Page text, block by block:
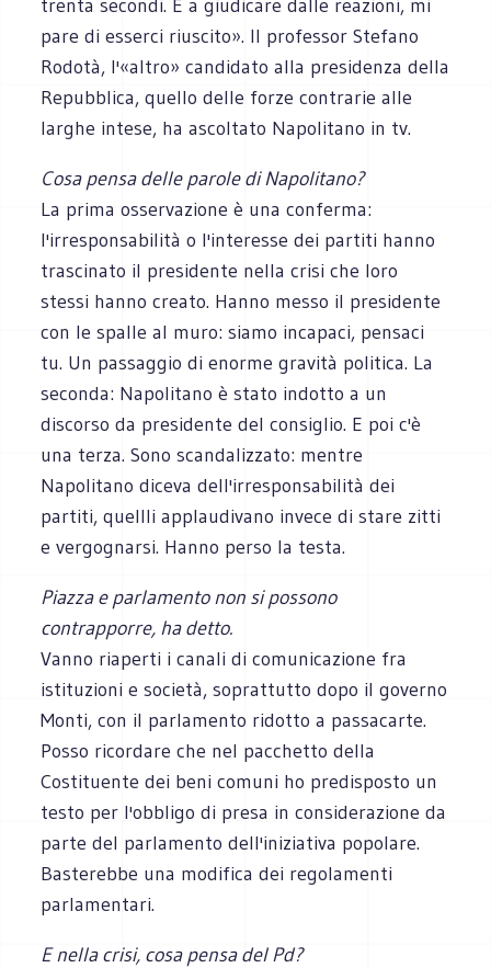
trenta secondi. E a giudicare dalle reazioni, mi
pare di esserci riuscito». Il professor Stefano
Rodotà, l'«altro» candidato alla presidenza della
Repubblica, quello delle forze contrarie alle
larghe intese, ha ascoltato Napolitano in tv.
Cosa pensa delle parole di Napolitano?
La prima osservazione è una conferma:
l'irresponsabilità o l'interesse dei partiti hanno
trascinato il presidente nella crisi che loro
stessi hanno creato. Hanno messo il presidente
con le spalle al muro: siamo incapaci, pensaci
tu. Un passaggio di enorme gravità politica. La
seconda: Napolitano è stato indotto a un
discorso da presidente del consiglio. E poi c'è
una terza. Sono scandalizzato: mentre
Napolitano diceva dell'irresponsabilità dei
partiti, quellli applaudivano invece di stare zitti
e vergognarsi. Hanno perso la testa.
Piazza e parlamento non si possono
contrapporre, ha detto.
Vanno riaperti i canali di comunicazione fra
istituzioni e società, soprattutto dopo il governo
Monti, con il parlamento ridotto a passacarte.
Posso ricordare che nel pacchetto della
Costituente dei beni comuni ho predisposto un
testo per l'obbligo di presa in considerazione da
parte del parlamento dell'iniziativa popolare.
Basterebbe una modifica dei regolamenti
parlamentari.
E nella crisi, cosa pensa del Pd?